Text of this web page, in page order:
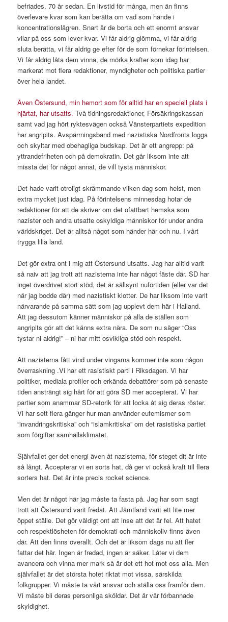
befriades. 70 år sedan. En livstid för många, men än finns
överlevare kvar som kan berätta om vad som hände i
koncentrationslägren. Snart är de borta och ett enormt ansvar
vilar på oss som lever kvar. Vi får aldrig glömma, vi får aldrig
sluta berätta, vi får aldrig ge efter för de som förnekar förintelsen.
Vi får aldrig låta dem vinna, de mörka krafter som idag har
markerat mot flera redaktioner, myndigheter och politiska partier
över hela landet.
Även Östersund, min hemort som för alltid har en speciell plats i
hjärtat, har utsatts. Två tidningsredaktioner, Försäkringskassan
samt vad jag hört ryktesvägen också Vänsterpartiets expedition
har angripits. Avspärrningsband med nazistiska Nordfronts logga
och skyltar med obehagliga budskap. Det är ett angrepp: på
yttrandefriheten och på demokratin. Det går liksom inte att
missta det för något annat, de vill tysta människor.
Det hade varit otroligt skrämmande vilken dag som helst, men
extra mycket just idag. På förintelsens minnesdag hotar de
redaktioner för att de skriver om det ofattbart hemska som
nazister och andra utsatte oskyldiga människor för under andra
världskriget. Det är alltså något som händer här och nu. I vårt
trygga lilla land.
Det gör extra ont i mig att Östersund utsatts. Jag har alltid varit
så naiv att jag trott att nazisterna inte har något fäste där. SD har
inget överdrivet stort stöd, det är sällsynt nuförtiden (eller var det
när jag bodde där) med nazistiskt klotter. De har liksom inte varit
närvarande på samma sätt som jag upplevt dem här i Halland.
Att jag dessutom känner människor på alla de ställen som
angripits gör att det känns extra nära. De som nu säger “Oss
tystar ni aldrig!” – ni har mitt osvikliga stöd och respekt.
Att nazisterna fått vind under vingarna kommer inte som någon
överraskning .Vi har ett rasistiskt parti i Riksdagen. Vi har
politiker, mediala profiler och erkända debattörer som på senaste
tiden ansträngt sig hårt för att göra SD mer accepterat. Vi har
partier som anammar SD-retorik för att locka åt sig deras röster.
Vi har sett flera gånger hur man använder eufemismer som
“invandringskritiska” och “islamkritiska” om det rasistiska partiet
som förgiftar samhällsklimatet.
Självfallet ger det energi även åt nazisterna, för steget dit är inte
så långt. Accepterar vi en sorts hat, då ger vi också kraft till flera
sorters hat. Det är inte precis rocket science.
Men det är något här jag måste ta fasta på. Jag har som sagt
trott att Östersund varit fredat. Att Jämtland varit ett lite mer
öppet ställe. Det gör väldigt ont att inse att det är fel. Att hatet
och respektlösheten för demokrati och människoliv finns även
där. Att den finns överallt. Och det är liksom dags nu att fler
fattar det här. Ingen är fredad, ingen är säker. Låter vi dem
avancera och vinna mer mark så är det ett hot mot oss alla. Men
självfallet är det största hotet riktat mot vissa, särskilda
folkgrupper. Vi måste ta vårt ansvar och ställa oss framför dem.
Vi måste bli deras personliga sköldar. Det är vår förbannade
skyldighet.